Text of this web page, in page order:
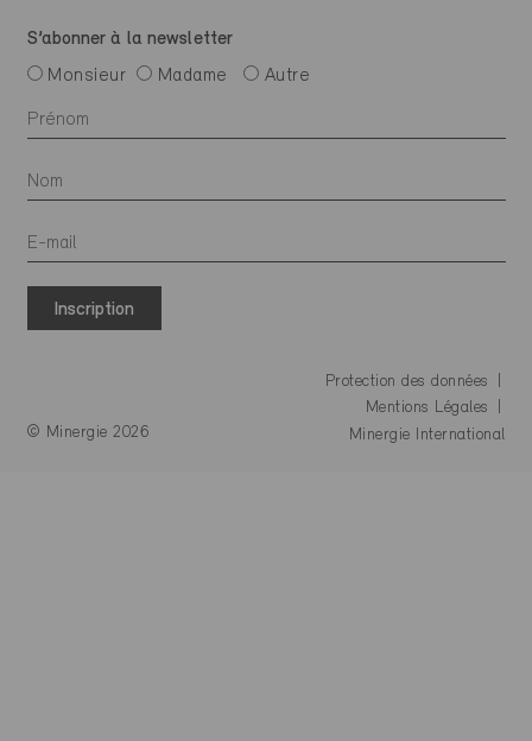
S’abonner à la newsletter
Monsieur
Madame Autre
Inscription
© Minergie 2026
Protection des données
Mentions Légales
Minergie International